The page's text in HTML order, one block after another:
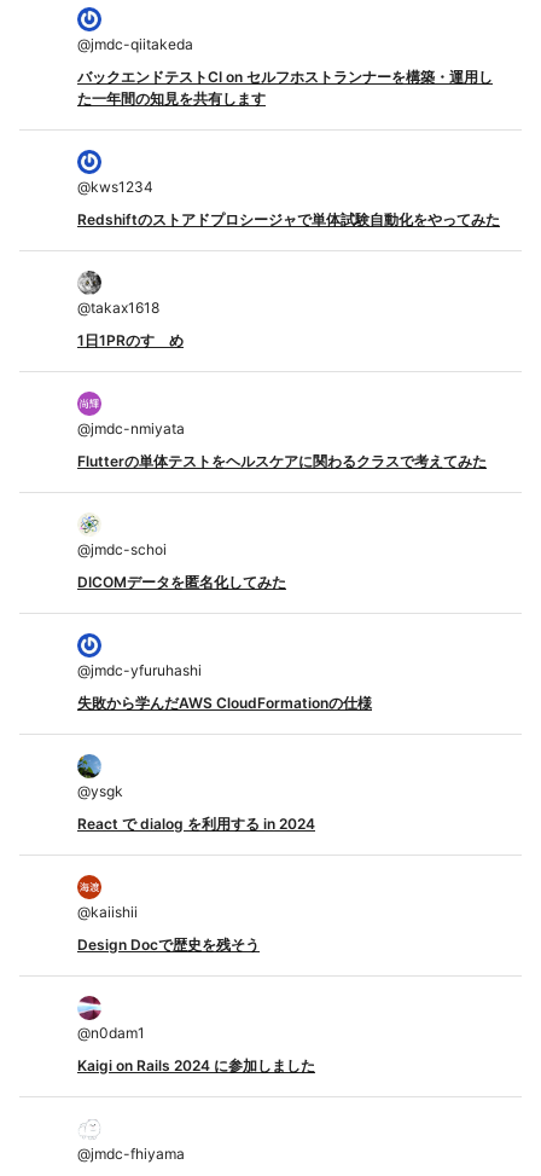
@jmdc-qiitakeda
バックエンドテストCI on セルフホストランナーを構築・運用し
た一年間の知見を共有します
@kws1234
Redshiftのストアドプロシージャで単体試験自動化をやってみた
@takax1618
1日1PRのすゝめ
@jmdc-nmiyata
Flutterの単体テストをヘルスケアに関わるクラスで考えてみた
@jmdc-schoi
DICOMデータを匿名化してみた
@jmdc-yfuruhashi
失敗から学んだAWS CloudFormationの仕様
@ysgk
React で dialog を利用する in 2024
@kaiishii
Design Docで歴史を残そう
@n0dam1
Kaigi on Rails 2024 に参加しました
@jmdc-fhiyama